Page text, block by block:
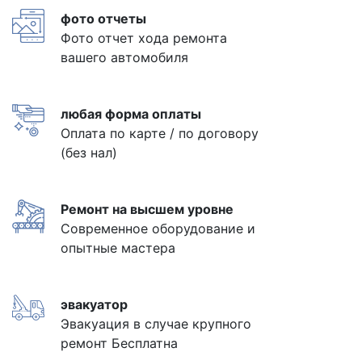
фото отчеты
Фото отчет хода ремонта
вашего автомобиля
любая форма оплаты
Оплата по карте / по договору
(без нал)
Ремонт на высшем уровне
Современное оборудование и
опытные мастера
эвакуатор
Эвакуация в случае крупного
ремонт Бесплатна